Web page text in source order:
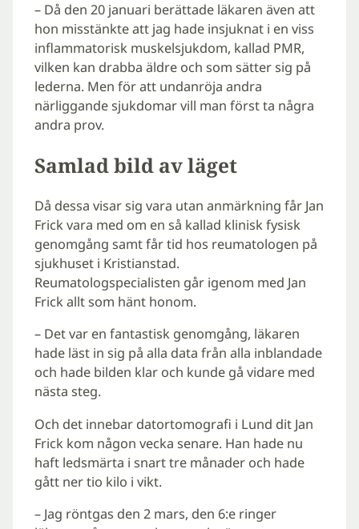
– Då den 20 januari berättade läkaren även att
hon misstänkte att jag hade insjuknat i en viss
inflammatorisk muskelsjukdom, kallad PMR,
vilken kan drabba äldre och som sätter sig på
lederna. Men för att undanröja andra
närliggande sjukdomar vill man först ta några
andra prov.
Samlad bild av läget
Då dessa visar sig vara utan anmärkning får Jan
Frick vara med om en så kallad klinisk fysisk
genomgång samt får tid hos reumatologen på
sjukhuset i Kristianstad.
Reumatologspecialisten går igenom med Jan
Frick allt som hänt honom.
– Det var en fantastisk genomgång, läkaren
hade läst in sig på alla data från alla inblandade
och hade bilden klar och kunde gå vidare med
nästa steg.
Och det innebar datortomografi i Lund dit Jan
Frick kom någon vecka senare. Han hade nu
haft ledsmärta i snart tre månader och hade
gått ner tio kilo i vikt.
– Jag röntgas den 2 mars, den 6:e ringer